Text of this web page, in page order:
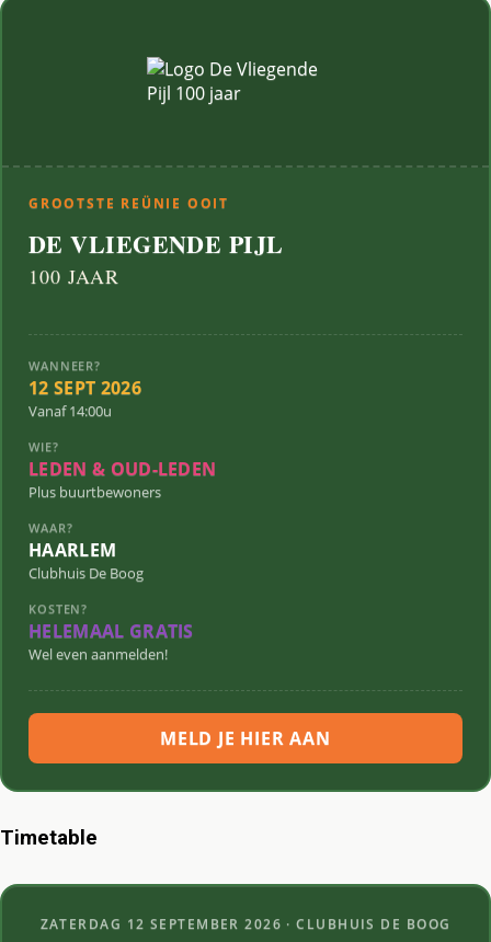
GROOTSTE REÜNIE OOIT
DE VLIEGENDE PIJL
100 JAAR
WANNEER?
12 SEPT 2026
Vanaf 14:00u
WIE?
LEDEN & OUD-LEDEN
Plus buurtbewoners
WAAR?
HAARLEM
Clubhuis De Boog
KOSTEN?
HELEMAAL GRATIS
Wel even aanmelden!
MELD JE HIER AAN
Timetable
ZATERDAG 12 SEPTEMBER 2026 · CLUBHUIS DE BOOG